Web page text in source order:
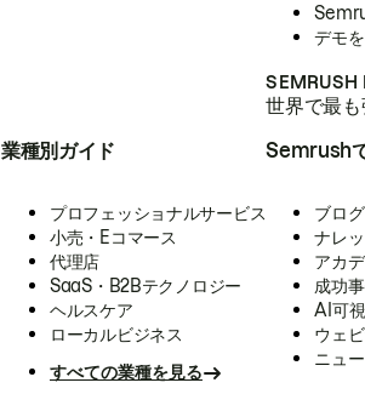
デモ
SEMRUSH
世界で最
業種別ガイド
プロフェッショナルサービス
小売・Eコマース
代理店
SaaS・B2Bテクノロジー
ヘルスケア
ローカルビジネス
すべての業種を見る
Semrush
ブログ
ナレ
アカ
成功
AI可
ウェ
ニュ